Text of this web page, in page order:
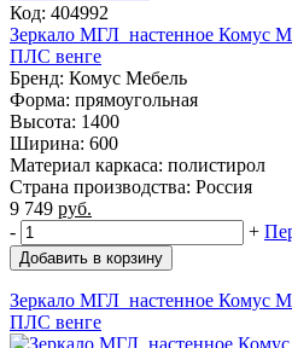
Код: 404992
Зеркало МГЛ_настенное Комус
ПЛС венге
Бренд: Комус Мебель
Форма: прямоугольная
Высота: 1400
Ширина: 600
Материал каркаса: полистирол
Страна производства: Россия
9 749 руб.
-
+
Добавить в корзину
Зеркало МГЛ_настенное Комус
ПЛС венге